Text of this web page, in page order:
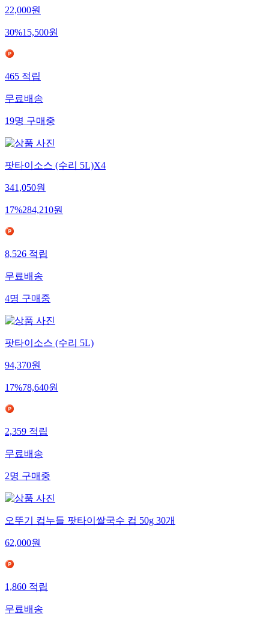
22,000원
30%15,500원
465 적립
무료배송
19명 구매중
팟타이소스 (수리 5L)X4
341,050원
17%284,210원
8,526 적립
무료배송
4명 구매중
팟타이소스 (수리 5L)
94,370원
17%78,640원
2,359 적립
무료배송
2명 구매중
오뚜기 컵누들 팟타이쌀국수 컵 50g 30개
62,000원
1,860 적립
무료배송